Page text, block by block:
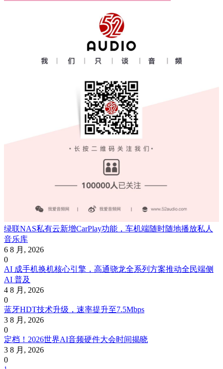
绿联NAS私有云新增CarPlay功能，车机端随时随地播放私人
音乐库
6 8 月, 2026
0
AI 成手机换机核心引擎，高通骁龙全系列方案推动全民端侧
AI 普及
4 8 月, 2026
0
蓝牙HDT技术升级，速率提升至7.5Mbps
3 8 月, 2026
0
定档！2026世界AI音频硬件大会时间揭晓
3 8 月, 2026
0